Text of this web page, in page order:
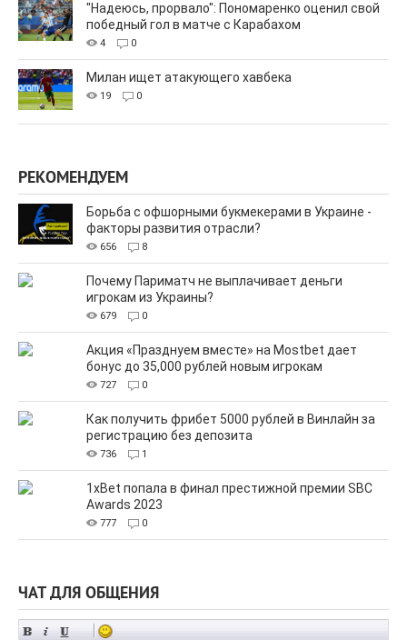
"Надеюсь, прорвало": Пономаренко оценил свой
победный гол в матче с Карабахом
4 0
Милан ищет атакующего хавбека
19 0
РЕКОМЕНДУЕМ
Борьба с офшорными букмекерами в Украине -
факторы развития отрасли?
656 8
Почему Париматч не выплачивает деньги
игрокам из Украины?
679 0
Акция «Празднуем вместе» на Mostbet дает
бонус до 35,000 рублей новым игрокам
727 0
Как получить фрибет 5000 рублей в Винлайн за
регистрацию без депозита
736 1
1xBet попала в финал престижной премии SBC
Awards 2023
777 0
ЧАТ ДЛЯ ОБЩЕНИЯ